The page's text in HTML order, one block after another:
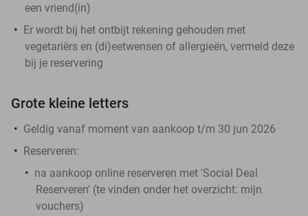
een vriend(in)
Er wordt bij het ontbijt rekening gehouden met
vegetariërs en (di)eetwensen of allergieën, vermeld deze
bij je reservering
Grote kleine letters
Geldig vanaf moment van aankoop t/m 30 jun 2026
Reserveren:
na aankoop online reserveren met 'Social Deal
Reserveren' (te vinden onder het overzicht: mijn
vouchers)